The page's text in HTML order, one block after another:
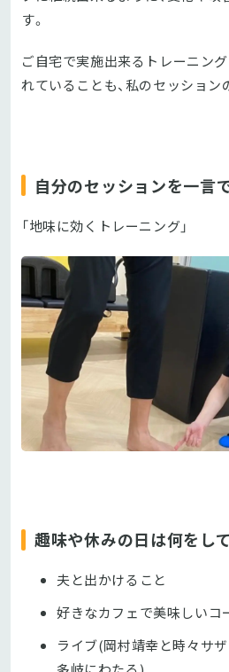
す。
ご自宅で実施出来るトレーニン
れていることも、私のセッション
自分のセッションを一言
「地味に効くトレーニング」
趣味や休みの日は何をし
夫と出かけること
好きなカフェで美味しいコ
ライブ(岡村靖幸と時々サ